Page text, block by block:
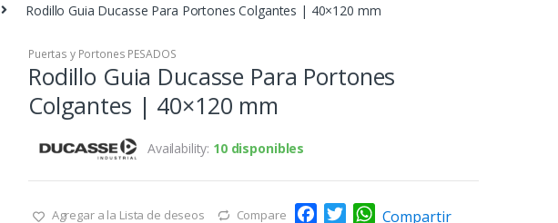
Rodillo Guia Ducasse Para Portones Colgantes | 40×120 mm
Puertas y Portones PESADOS
Rodillo Guia Ducasse Para Portones
Colgantes | 40×120 mm
Availability: 10 disponibles
Agregar a la Lista de deseos Compare
W
Compartir